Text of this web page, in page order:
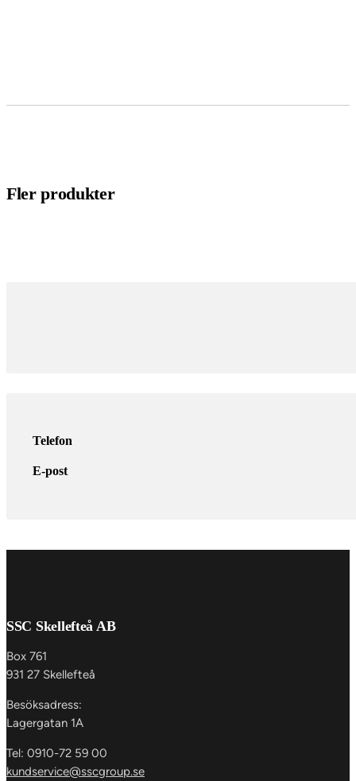
Fler produkter
Telefon
E-post
SSC Skellefteå AB
Box 761
931 27 Skellefteå
Besöksadress:
Lagergatan 1A
Tel: 0910-72 59 00
kundservice@sscgroup.se